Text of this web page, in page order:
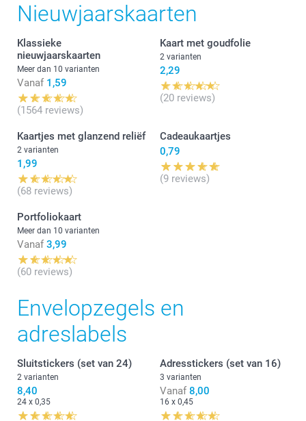
Nieuwjaarskaarten
Klassieke
nieuwjaarskaarten
Meer dan 10 varianten
Vanaf 1,59
(1564 reviews)
Kaart met goudfolie
2 varianten
2,29
(20 reviews)
Kaartjes met glanzend reliëf
2 varianten
1,99
(68 reviews)
Cadeaukaartjes
0,79
(9 reviews)
Portfoliokaart
Meer dan 10 varianten
Vanaf 3,99
(60 reviews)
Envelopzegels en
adreslabels
Sluitstickers (set van 24)
2 varianten
8,40
24 x 0,35
Adresstickers (set van 16)
3 varianten
Vanaf 8,00
16 x 0,45